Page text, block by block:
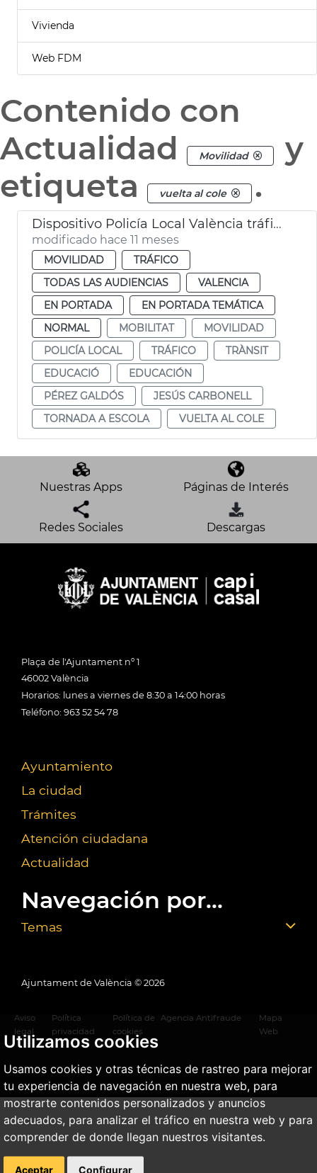
Utilizamos cookies
Usamos cookies y otras técnicas de rastreo para mejorar
tu experiencia de navegación en nuestra web, para
mostrarte contenidos personalizados y anuncios
adecuados, para analizar el tráfico en nuestra web y para
comprender de donde llegan nuestros visitantes.
Aceptar Configurar
Vivienda
Web FDM
Contenido con
Actualidad
Movilidad
y
etiqueta
vuelta al cole .
Dispositivo Policía Local València tráfico obras Pérez Galdós vuelta cole
modificado hace 11 meses
MOVILIDAD
TRÁFICO
TODAS LAS AUDIENCIAS
VALENCIA
EN PORTADA
EN PORTADA TEMÁTICA
NORMAL
MOBILITAT
MOVILIDAD
POLICÍA LOCAL
TRÁFICO
TRÀNSIT
EDUCACIÓ
EDUCACIÓN
PÉREZ GALDÓS
JESÚS CARBONELL
TORNADA A ESCOLA
VUELTA AL COLE
Nuestras Apps Páginas de Interés
Redes Sociales Descargas
Plaça de l'Ajuntament nº 1
46002 València
Horarios: lunes a viernes de 8:30 a 14:00 horas
Teléfono: 963 52 54 78
Ayuntamiento
La ciudad
Trámites
Atención ciudadana
Actualidad
Navegación por...
Temas
Ajuntament de València © 2026
Aviso
legal
Política
privacidad
Política de
cookies
Agencia Antifraude
Mapa
Web